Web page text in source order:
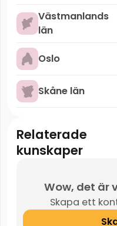
Västmanlands
län
Oslo
Skåne län
Relaterade
kunskaper
Wow, det är
Skapa ett